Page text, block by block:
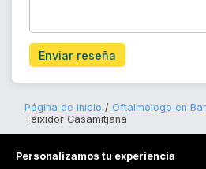
Enviar reseña
Página de inicio Oftalmólogo en
Teixidor Casamitjana
Personalizamos tu experiencia